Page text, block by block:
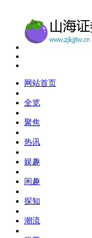
网站首页
全览
聚焦
热讯
娱趣
闲趣
探知
潮流